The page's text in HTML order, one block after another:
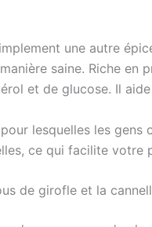
une autre
saine. Riche
et de glucose. Il
pour lesquelles les
ce qui facilite votre
de girofle et la